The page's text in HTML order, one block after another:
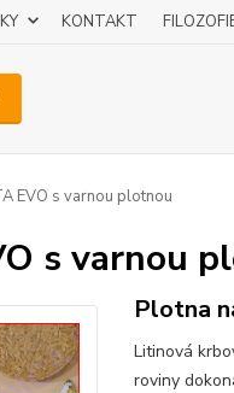
KONTAKT
EVO s varnou plotnou
s varnou
Plotna
Litinová
roviny